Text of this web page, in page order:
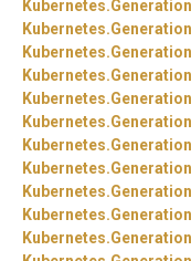
Kubernetes.
Kubernetes.
Kubernetes.
Kubernetes.
Kubernetes.
Kubernetes.
Kubernetes.
Kubernetes.
Kubernetes.
Kubernetes.
Kubernetes.